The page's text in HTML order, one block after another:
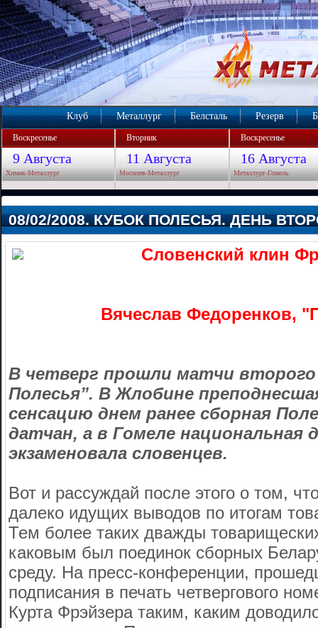
Клуб Металлург Белсталь Резерв
Воскресенье Вторник Воскресенье
9 Августа 11 Августа 16 Августа
Химик-Металлург Могилев-Металлург Металлург-Гомель
08/02/2008. КУБОК ПОЛЕСЬЯ. ДЕНЬ
Словенский клин
Вячеслав Федоренков,
В четверг прошли матчи второго
Полесья”. В Жлобине
сенсацию днем ранее сборная
датчан, а в Гомеле национальная
экзаменовала словенцев.
Вот и рассуждай после этого о том,
далеко идущих выводов по итогам
Тем более таких дважды
каковым был поединок сборных
среду. На пресс-конференции,
подписания в печать четвергового
Курта Фрэйзера таким, каким